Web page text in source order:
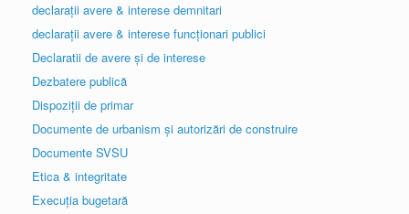
declarații avere & interese demnitari
declarații avere & interese funcționari publici
Declaratii de avere și de interese
Dezbatere publică
Dispoziții de primar
Documente de urbanism și autorizări de construire
Documente SVSU
Etica & integritate
Execuția bugetară